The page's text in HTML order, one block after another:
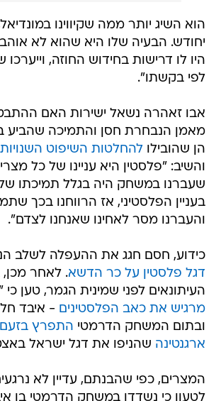
הוא השיג יותר ממה שקיווינו
יחודש. הבעיה שלו היא שהוא לא
היו לו דרישות בחידוש החוזה, וייערכו
לפי בקשתו".
אבו זאהרה נשאל ישירות האם
מאמן הנבחרת חסן והתמיכה שהביע
הן שהובילולהחלטות השיפוט
והשיב: "פלסטין היא עניינו של כל
שעברנו במשחק היה בגלל תמיכתו
בעניין הפלסטיני, אז הרווחנו בכך
והעברנו מסר לאחינו שאנחנו לצדם".
כידוע, חסם חגג את ההעפלה לשלב
דגל פלסטין על כר הדשא. לאחר
העיתונאים לפני שמינית הגמר, טען
מרגיש את כאב הפלסטינים - איבד
ובתום המשחק הדרמטי התפרץ בזעם
ארגנטינה שהניפו את דגל ישראל
המצרים, כפי שהבנתם, עדיין לא